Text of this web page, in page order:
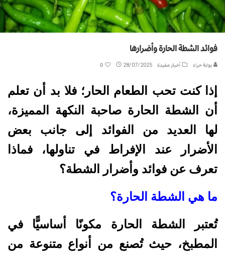
فوائد الشطة الحارة وأضرارها
بوابة حراء أخبار مفيدة 28/07/2025
0
إذا كنت تحب الطعام الحار؛ فلا بد أن تعلم
أن الشطة الحارة صاحبة النكهة المميزة،
لها العديد من الفوائد إلى جانب بعض
الأضرار عند الإفراط في تناولها، فماذا
تعرف عن فوائد وأضرار الشطة؟
ما هي الشطة الحارة؟
تُعتبر الشطة الحارة مكونًا أساسيًّا في
المطبخ، حيث تُصنع من أنواع متنوعة من